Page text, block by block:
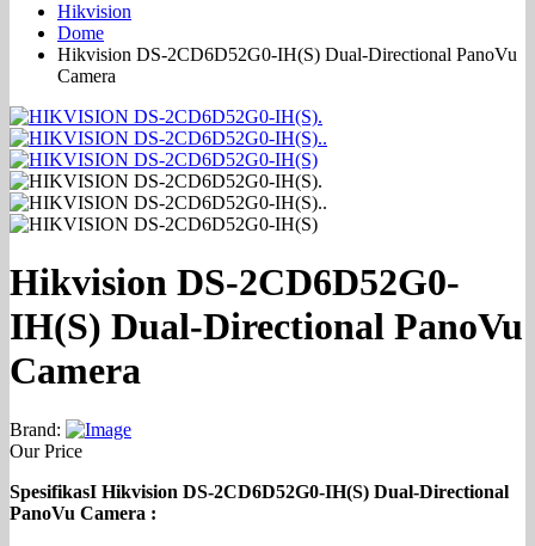
Hikvision
Dome
Hikvision DS-2CD6D52G0-IH(S) Dual-Directional PanoVu
Camera
Hikvision DS-2CD6D52G0-
IH(S) Dual-Directional PanoVu
Camera
Brand:
Our Price
SpesifikasI Hikvision DS-2CD6D52G0-IH(S) Dual-Directional
PanoVu Camera :